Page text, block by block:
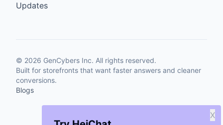
X
Updates
© 2026 GenCybers Inc. All rights reserved.
Built for storefronts that want faster answers and cleaner
conversions.
Blogs